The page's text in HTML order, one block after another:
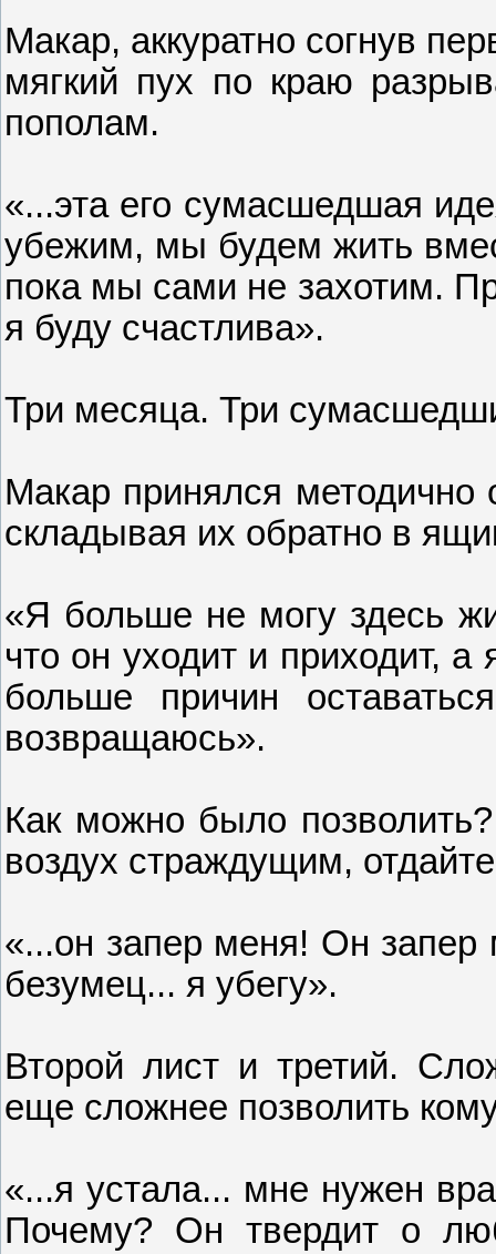
Макар, аккуратно согнув
мягкий пух по краю
пополам.
«...эта его сумасшедшая
убежим, мы будем жить
пока мы сами не захотим.
я буду счастлива».
Три месяца. Три
Макар принялся методично
складывая их обратно в
«Я больше не могу здесь
что он уходит и приходит,
больше причин
возвращаюсь».
Как можно было
воздух страждущим,
«...он запер меня! Он запер
безумец... я убегу».
Второй лист и третий.
еще сложнее позволить
«...я устала... мне нужен
Почему? Он твердит о